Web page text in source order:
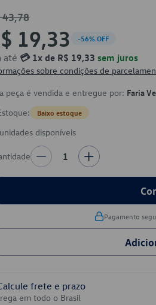
43,78
19,33 -56% OFF
até 💳 1x de R$ 19,33 sem juros
sobre condições de
peça é vendida e entregue por: Faria
Baixo estoque
disponíveis
1
Pagamento
frete e prazo
em todo o Brasil